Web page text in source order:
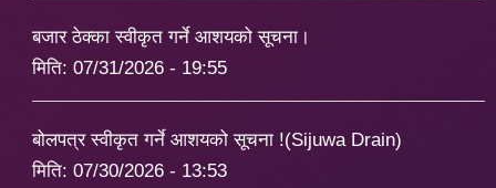
बजार ठेक्का स्वीकृत गर्ने आशयको सूचना।
मिति: 07/31/2026 - 19:55
बोलपत्र स्वीकृत गर्ने आशयको सूचना !(Sijuwa Drain)
मिति: 07/30/2026 - 13:53